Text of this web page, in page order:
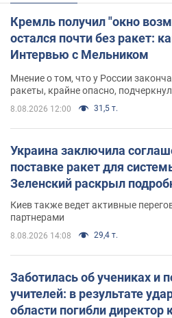
Кремль получил "окно
остался почти без ракет:
Интервью с Мельником
Мнение о том, что у России
ракеты, крайне опасно,
8.08.2026 12:00 31,5 т.
Украина заключила
поставке ракет для
Зеленский раскрыл
Киев также ведет активные
партнерами
8.08.2026 14:08 29,4 т.
Заботилась об учениках и
учителей: в результате
области погибли директор